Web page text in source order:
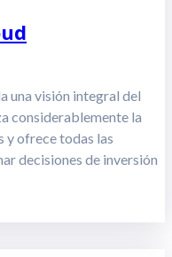
una visión integral del
considerablemente la
y ofrece todas las
decisiones de inversión